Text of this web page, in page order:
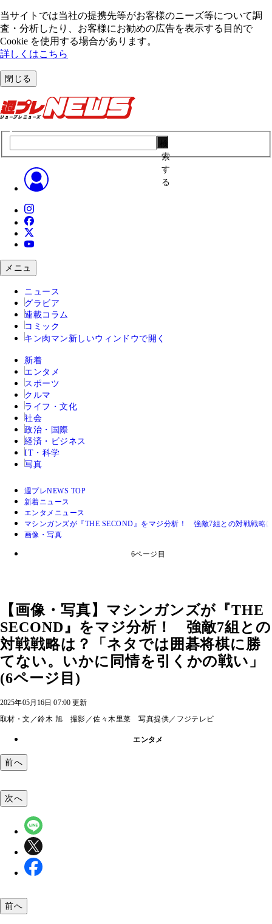
当サイトでは当社の提携先等がお客様のニーズ等について調
査・分析したり、お客様にお勧めの広告を表⽰する⽬的で
Cookie を使⽤する場合があります。
詳しくはこちら
閉じる
索
す
る
メニュ
ニュース
グラビア
連載コラム
コミック
キン肉マン 新しいウィンドウで開く
新着
エンタメ
スポーツ
クルマ
ライフ・文化
社会
政治・国際
経済・ビジネス
IT・科学
写真
週プレNEWS TOP
新着ニュース
エンタメニュース
マシンガンズが『THE SECOND』をマジ分析！ 強敵7組との対戦戦略
画像・写真
6ページ目
【画像・写真】マシンガンズが『THE
SECOND』をマジ分析！ 強敵7組との
対戦戦略は？「ネタでは囲碁将棋に勝
てない。いかに同情を引くかの戦い」
(6ページ目)
2025年05月16日 07:00 更新
取材・文／鈴木 旭 撮影／佐々木里菜 写真提供／フジテレビ
エンタメ
前へ
次へ
前へ